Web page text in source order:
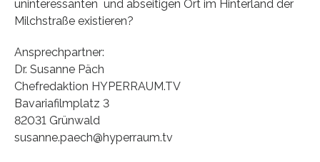
uninteressanten und abseitigen Ort im Hinterland der
Milchstraße existieren?
Ansprechpartner:
Dr. Susanne Päch
Chefredaktion HYPERRAUM.TV
Bavariafilmplatz 3
82031 Grünwald
susanne.paech@hyperraum.tv